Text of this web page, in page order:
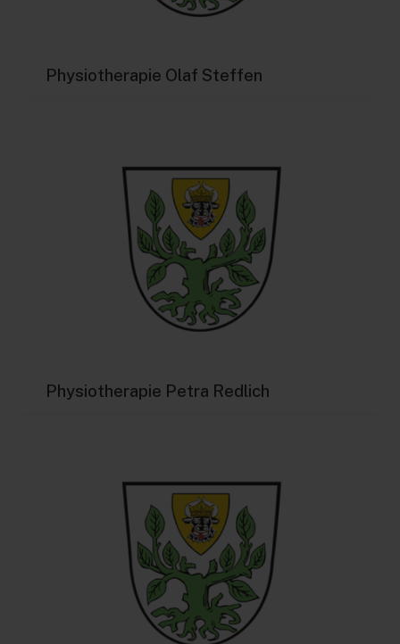
Physiotherapie Olaf Steffen
Physiotherapie Petra Redlich